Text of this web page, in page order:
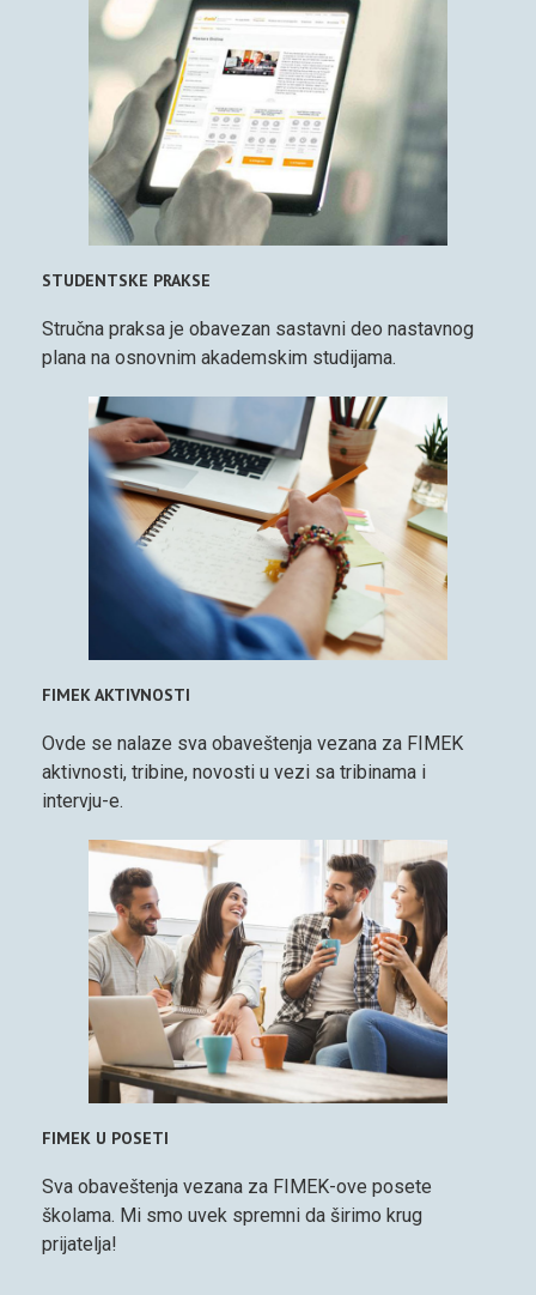
STUDENTSKE PRAKSE
Stručna praksa je obavezan sastavni deo nastavnog
plana na osnovnim akademskim studijama.
FIMEK AKTIVNOSTI
Ovde se nalaze sva obaveštenja vezana za FIMEK
aktivnosti, tribine, novosti u vezi sa tribinama i
intervju-e.
FIMEK U POSETI
Sva obaveštenja vezana za FIMEK-ove posete
školama. Mi smo uvek spremni da širimo krug
prijatelja!